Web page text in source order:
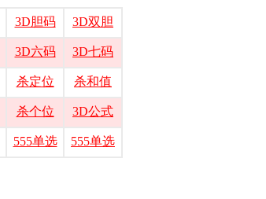
3D胆码 3D双胆
3D六码 3D七码
杀定位 杀和值
杀个位 3D公式
555单选 555单选